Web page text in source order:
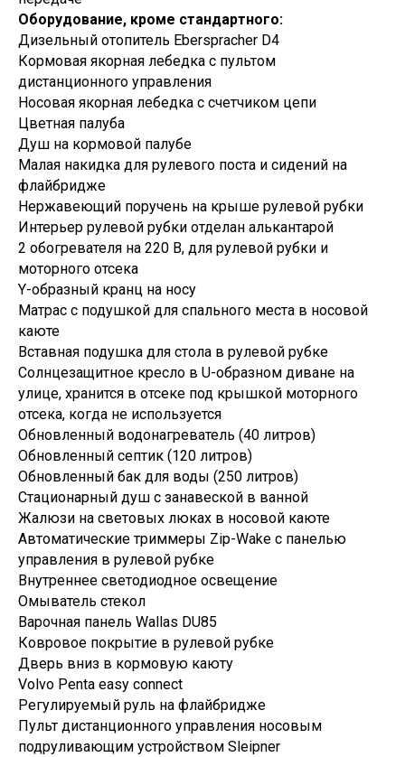
Оборудование, кроме стандартного:
Дизельный отопитель Eberspracher D4
Кормовая якорная лебедка с пультом
дистанционного управления
Носовая якорная лебедка с счетчиком цепи
Цветная палуба
Душ на кормовой палубе
Малая накидка для рулевого поста и сидений на
флайбридже
Нержавеющий поручень на крыше рулевой рубки
Интерьер рулевой рубки отделан алькантарой
2 обогревателя на 220 В, для рулевой рубки и
моторного отсека
Y-образный кранц на носу
Матрас с подушкой для спального места в носовой
каюте
Вставная подушка для стола в рулевой рубке
Солнцезащитное кресло в U-образном диване на
улице, хранится в отсеке под крышкой моторного
отсека, когда не используется
Обновленный водонагреватель (40 литров)
Обновленный септик (120 литров)
Обновленный бак для воды (250 литров)
Стационарный душ с занавеской в ванной
Жалюзи на световых люках в носовой каюте
Автоматические триммеры Zip-Wake с панелью
управления в рулевой рубке
Внутреннее светодиодное освещение
Омыватель стекол
Варочная панель Wallas DU85
Ковровое покрытие в рулевой рубке
Дверь вниз в кормовую каюту
Volvo Penta easy connect
Регулируемый руль на флайбридже
Пульт дистанционного управления носовым
подруливающим устройством Sleipner